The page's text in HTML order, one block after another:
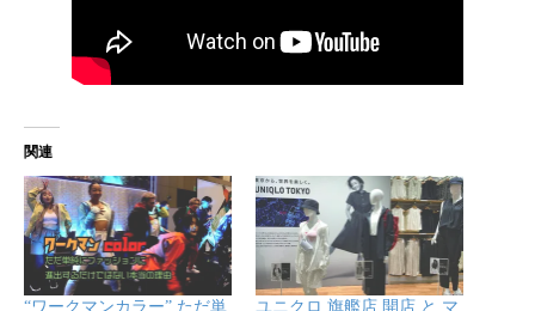
関連
“ワークマンカラー” ただ単 ユニクロ 旗艦店 開店 と マ